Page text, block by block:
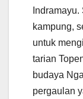
kampung,
untuk
tarian
budaya
pergaulan